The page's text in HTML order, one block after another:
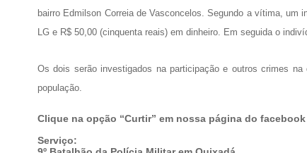
bairro Edmilson Correia de Vasconcelos. Segundo a vítima,
LG e R$ 50,00 (cinquenta reais) em dinheiro. Em seguida o
Os dois serão investigados na participação e outros crimes
população.
Clique na opção “Curtir” em nossa página do facebook
Serviço: